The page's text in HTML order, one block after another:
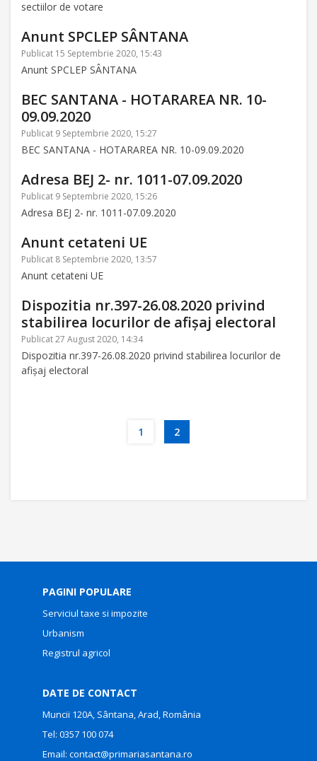
sectiilor de votare
Anunt SPCLEP SÂNTANA
Publicat 15 Septembrie 2020, 15:43
Anunt SPCLEP SÂNTANA
BEC SANTANA - HOTARAREA NR. 10-
09.09.2020
Publicat 9 Septembrie 2020, 15:27
BEC SANTANA - HOTARAREA NR. 10-09.09.2020
Adresa BEJ 2- nr. 1011-07.09.2020
Publicat 9 Septembrie 2020, 15:26
Adresa BEJ 2- nr. 1011-07.09.2020
Anunt cetateni UE
Publicat 8 Septembrie 2020, 13:57
Anunt cetateni UE
Dispozitia nr.397-26.08.2020 privind
stabilirea locurilor de afișaj electoral
Publicat 27 August 2020, 14:34
Dispozitia nr.397-26.08.2020 privind stabilirea locurilor de
afișaj electoral
1 2
PAGINI POPULARE
Serviciul taxe si impozite
Urbanism
Registrul agricol
DATE DE CONTACT
Muncii 120A, Sântana, Arad, România
Tel: 0357 100 074
Email: contact@primariasantana.ro